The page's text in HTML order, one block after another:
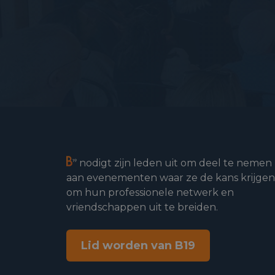
nodigt zijn leden uit om deel te nemen
aan evenementen waar ze de kans krijgen
om hun professionele netwerk en
vriendschappen uit te breiden.
Lid worden van B19